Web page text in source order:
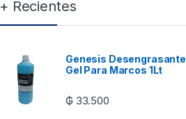
+ Recientes
Genesis Desengrasante
Gel Para Marcos 1Lt
₲ 33.500